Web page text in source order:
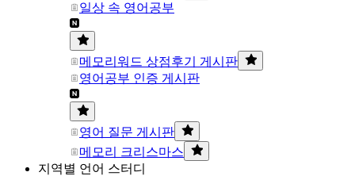
일상 속 영어공부
메모리워드 상점후기 게시판
영어공부 인증 게시판
영어 질문 게시판
메모리 크리스마스
지역별 언어 스터디